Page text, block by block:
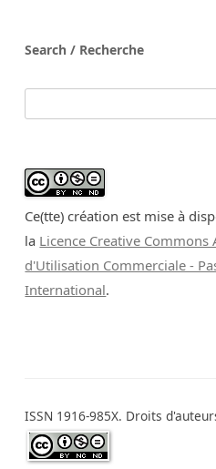
Search / Recherche
Ce(tte) création est mise à
la Licence Creative
d'Utilisation Commerciale -
International.
ISSN 1916-985X. Droits